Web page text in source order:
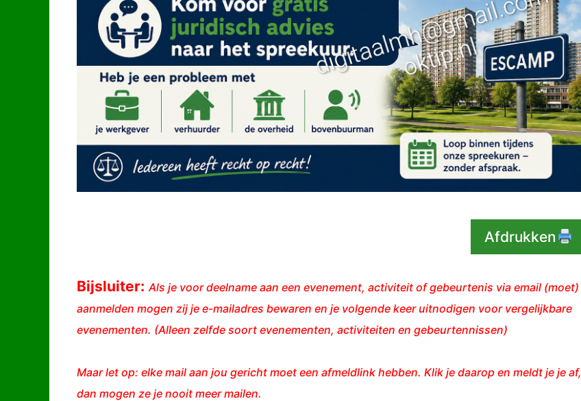
Afdrukken
Bijsluiter: Als je voor deelname aan een evenement, activiteit of gebeurtenis via email (moet)
aanmelden mogen zij je e-mailadres bewaren en je volgende keer uitnodigen voor vergelijkbare
evenementen. (Alleen zelfde soort evenementen, activiteiten en gebeurtennissen)
Maar let op: elke mail aan jou gericht moet een afmeldlink hebben. Klik je daarop en meldt je je af,
dan mogen ze je nooit meer mailen.